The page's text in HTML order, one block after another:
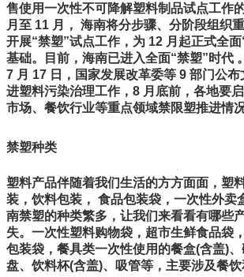
售使用一次性不可降解塑料制品试点工作
月至 11 月， 海南将分步骤、分阶段组织
开展“禁塑”试点工作，为 12 月起正式全
基础。目前，海南已进入全面“禁塑”时代 。
7 月 17 日，国家发展改革委等 9 部门公
进塑料污染治理工作，8 月底前，各地要
市场、餐饮行业等重点领域禁限塑推进情
禁塑种类
塑料产品伴随着我们生活的方方面面，塑
装，饮料包装， 食品包装袋，一次性外卖
南禁塑的种类繁多，让我们来看看有哪些
失。一次性塑料购物袋，超市生鲜食品袋
包装袋，餐具类一次性使用的餐盒(含盖)、
盘、饮料杯(含盖)、吸管等，主要涉及餐饮